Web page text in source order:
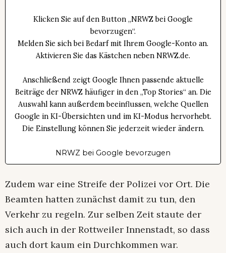
Klicken Sie auf den Button „NRWZ bei Google
bevorzugen“.
Melden Sie sich bei Bedarf mit Ihrem Google-Konto an.
Aktivieren Sie das Kästchen neben NRWZ.de.
Anschließend zeigt Google Ihnen passende aktuelle
Beiträge der NRWZ häufiger in den „Top Stories“ an. Die
Auswahl kann außerdem beeinflussen, welche Quellen
Google in KI-Übersichten und im KI-Modus hervorhebt.
Die Einstellung können Sie jederzeit wieder ändern.
NRWZ bei Google bevorzugen
Zudem war eine Streife der Polizei vor Ort. Die
Beamten hatten zunächst damit zu tun, den
Verkehr zu regeln. Zur selben Zeit staute der
sich auch in der Rottweiler Innenstadt, so dass
auch dort kaum ein Durchkommen war.